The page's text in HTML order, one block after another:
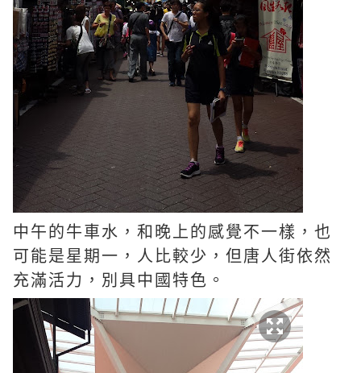
中午的牛車水，和晚上的感覺不一樣，也
可能是星期一，人比較少，但唐人街依然
充滿活力，別具中國特色。